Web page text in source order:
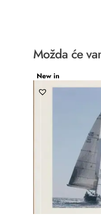
Možda će
New in